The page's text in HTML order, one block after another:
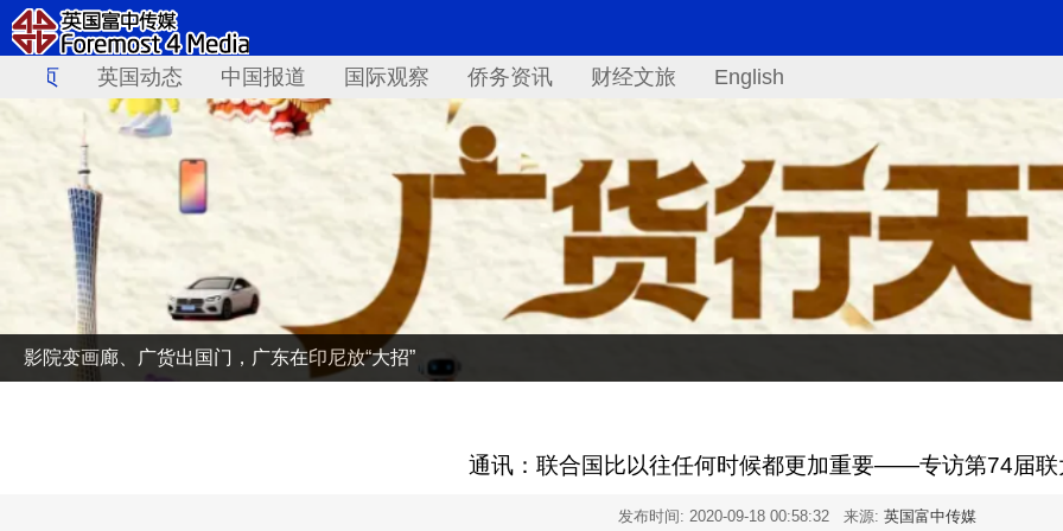
首页 英国动态 中国报道 国际观察 侨务资讯 财经文旅 English
影院变画廊、广货出国门，广东在印尼放“大招”
通讯：联合国比以往任何时候都更加重要——专访第74届联
发布时间: 2020-09-18 00:58:32 来源: 英国富中传媒